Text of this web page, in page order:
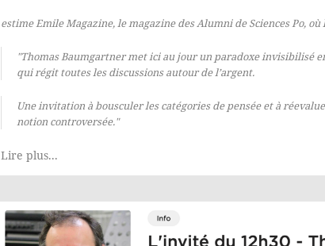
estime Emile Magazine, le magazine des Alumni de Sciences Po,
"Thomas Baumgartner met ici au jour un paradoxe invisibilisé
qui régit toutes les discussions autour de l’argent.
Une invitation à bousculer les catégories de pensée et à
notion controversée."
Lire plus...